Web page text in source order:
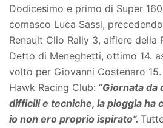
Dodicesimo e primo di Super
comasco Luca Sassi,
Renault Clio Rally 3, alfiere
Detto di Meneghetti, ottimo 14.
volto per Giovanni Costenaro
Hawk Racing Club: “Giornata da
difficili e tecniche, la pioggia ha
io non ero proprio ispirato”.